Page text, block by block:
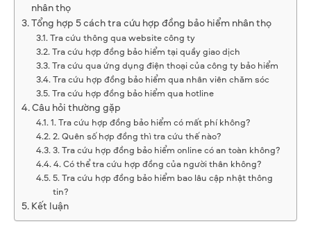
nhân thọ
Tổng hợp 5 cách tra cứu hợp đồng bảo hiểm nhân thọ
Tra cứu thông qua website công ty
Tra cứu hợp đồng bảo hiểm tại quầy giao dịch
Tra cứu qua ứng dụng điện thoại của công ty bảo hiểm
Tra cứu hợp đồng bảo hiểm qua nhân viên chăm sóc
Tra cứu hợp đồng bảo hiểm qua hotline
Câu hỏi thường gặp
1. Tra cứu hợp đồng bảo hiểm có mất phí không?
2. Quên số hợp đồng thì tra cứu thế nào?
3. Tra cứu hợp đồng bảo hiểm online có an toàn không?
4. Có thể tra cứu hợp đồng của người thân không?
5. Tra cứu hợp đồng bảo hiểm bao lâu cập nhật thông
tin?
Kết luận